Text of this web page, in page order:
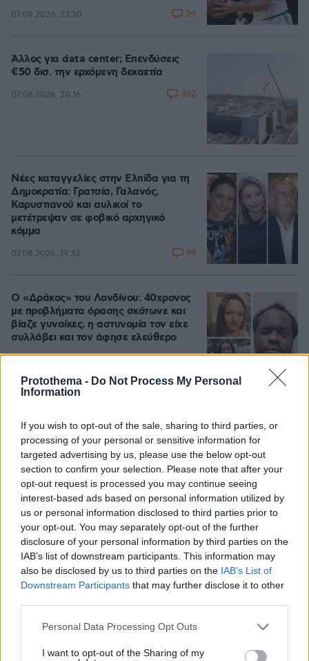
Protothema - Do Not Process My Personal
Information
If you wish to opt-out of the sale, sharing to third parties, or
processing of your personal or sensitive information for
targeted advertising by us, please use the below opt-out
section to confirm your selection. Please note that after your
opt-out request is processed you may continue seeing
interest-based ads based on personal information utilized by
us or personal information disclosed to third parties prior to
your opt-out. You may separately opt-out of the further
disclosure of your personal information by third parties on the
IAB’s list of downstream participants. This information may
also be disclosed by us to third parties on the IAB’s List of
Downstream Participants that may further disclose it to other
Please note that this website/app uses one or more Google
not limited to your visit or usage behaviour. You may click to
Personal Data Processing Opt Outs
I want to opt-out of the Sharing of my
07.08.2026, 23:30 20
Άλλος για data center; Επενδύσεις
€50 δισ. την ερχόμενη δεκαετία
07.08.2026, 20:16 302
Νέες καταγγελίες στην Ελπίδα για τη
Δημοκρατία: Γρατσία, Γαλανός,
Καρυστιανού και αυλικοί το
μετέτρεψαν σε φοβικό αρχηγικό
κόμμα
07.08.2026, 19:33 99
Ο «Δράκος» του Λονδίνου: 40χρονος
με προβλήματα όρασης σκότωνε και
βίαζε γυναίκες, η αστυνομία τον είχε
συλλάβει και τον άφησε ελεύθερο
της Eurovision ποζάρει με μπικίνι και...
ολόγυμνη στην μπανιέρα της, δείτε
φωτογραφίες
07.08.2026, 20:57
22 χρόνια από τα εγκαίνια της
γέφυρας Ρίου-Αντιρρίου: Αντέχει
πρόσκρουση με δεξαμενόπλοιο,
τυφώνες και κόστισε 800 εκατ. ευρώ